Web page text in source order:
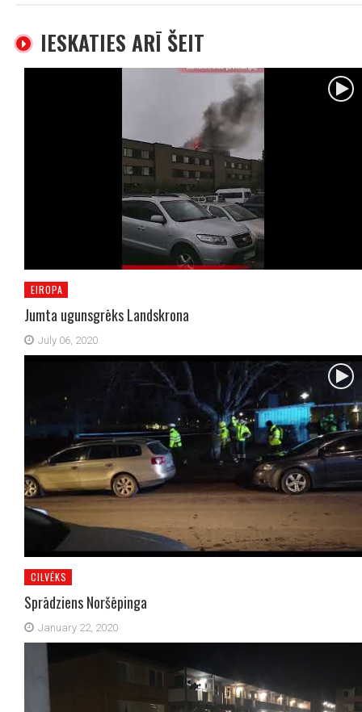
IESKATIES ARĪ ŠEIT
EIROPA
Jumta ugunsgrēks Landskrona
July 06, 2020
CILVĒKS
Sprādziens Noršēpinga
January 22, 2020